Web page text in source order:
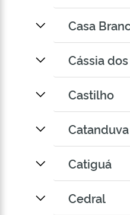
Casa
Cássia
Castilho
Catanduva
Catiguá
Cedral